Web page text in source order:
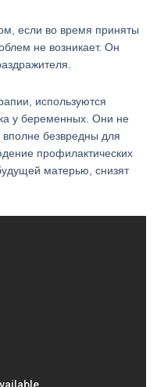
если во время приняты
не возникает. Он
используются
у беременных. Они не
вполне безвредны для
профилактических
матерью, снизят